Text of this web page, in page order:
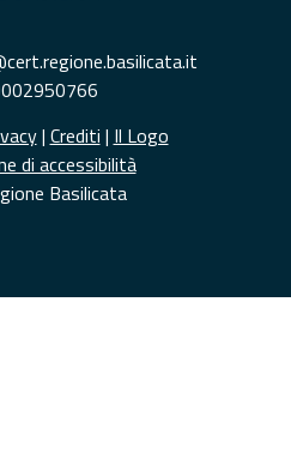
| Crediti | Il Logo
di accessibilità
Basilicata